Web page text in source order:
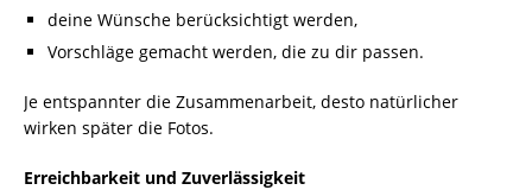
deine Wünsche berücksichtigt werden,
Vorschläge gemacht werden, die zu dir passen.
Je entspannter die Zusammenarbeit, desto natürlicher
wirken später die Fotos.
Erreichbarkeit und Zuverlässigkeit